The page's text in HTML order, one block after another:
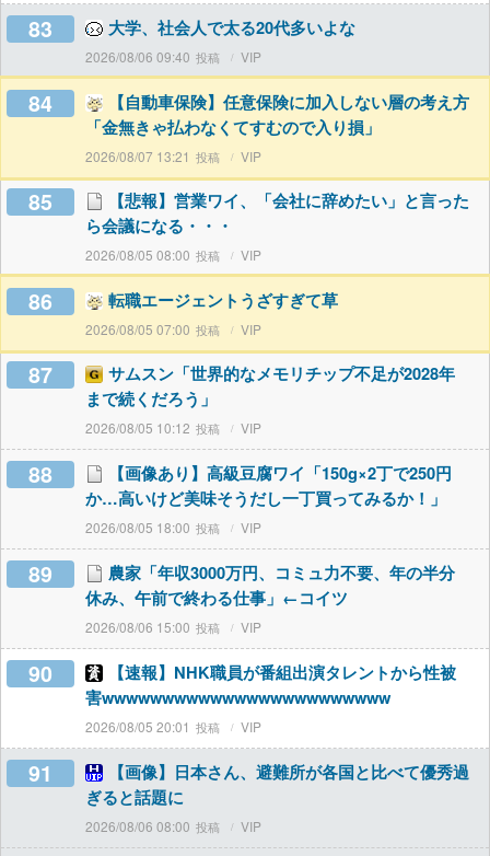
83 大学、社会人で太る20代多いよな
2026/08/06 09:40 VIP
84
【自動車保険】任意保険に加入しない層の考え方
「金無きゃ払わなくてすむので入り損」
2026/08/07 13:21 VIP
85
【悲報】営業ワイ、「会社に辞めたい」と言った
ら会議になる・・・
2026/08/05 08:00 VIP
86 転職エージェントうざすぎて草
2026/08/05 07:00 VIP
87
サムスン「世界的なメモリチップ不足が2028年
まで続くだろう」
2026/08/05 10:12 VIP
88
【画像あり】高級豆腐ワイ「150g×2丁で250円
か…高いけど美味そうだし一丁買ってみるか！」
2026/08/05 18:00 VIP
89
農家「年収3000万円、コミュ力不要、年の半分
休み、午前で終わる仕事」←コイツ
2026/08/06 15:00 VIP
90
【速報】NHK職員が番組出演タレントから性被
害wwwwwwwwwwwwwwwwwwwwwwww
2026/08/05 20:01 VIP
91
【画像】日本さん、避難所が各国と比べて優秀過
ぎると話題に
2026/08/06 08:00 VIP